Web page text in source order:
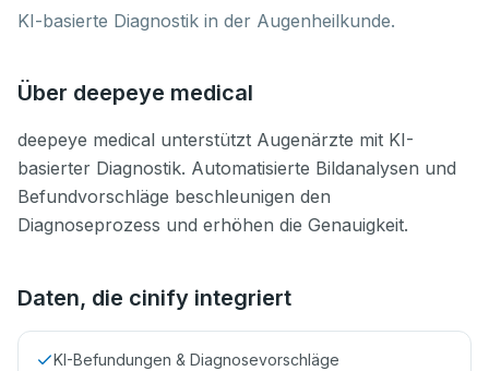
KI-basierte Diagnostik in der Augenheilkunde.
Über deepeye medical
deepeye medical unterstützt Augenärzte mit KI-
basierter Diagnostik. Automatisierte Bildanalysen und
Befundvorschläge beschleunigen den
Diagnoseprozess und erhöhen die Genauigkeit.
Daten, die cinify integriert
KI-Befundungen & Diagnosevorschläge